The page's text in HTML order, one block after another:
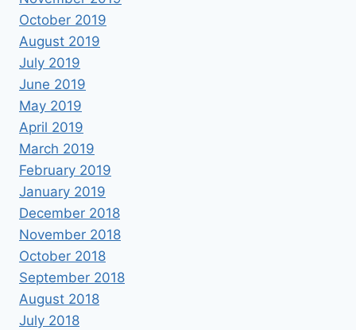
October 2019
August 2019
July 2019
June 2019
May 2019
April 2019
March 2019
February 2019
January 2019
December 2018
November 2018
October 2018
September 2018
August 2018
July 2018